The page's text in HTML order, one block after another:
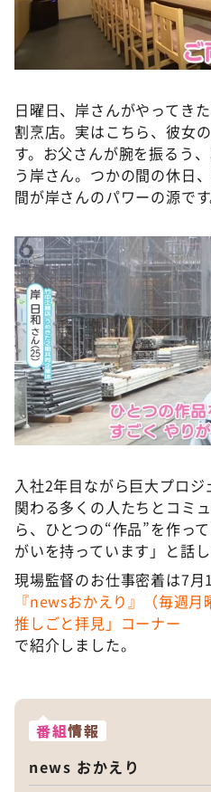
日曜日、岸さんがやってき
割烹店。実はこちら、彼女
す。お父さんが腕を振るう
う岸さん。つかの間の休日
間が岸さんのパワーの源です
入社2年目ながら巨大プロジ
関わる多くの人たちとコミ
ら、ひとつの“作品”を作っ
がいを持っています」と話し
現場監督のお仕事密着は7
『newsおかえり』（毎週
推しごと拝見」コーナー
で紹介しました。
番組情報
news おかえり